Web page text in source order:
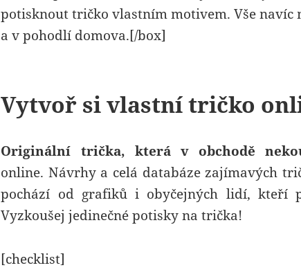
potisknout tričko vlastním motivem. Vše navíc
a v pohodlí domova.[/box]
Vytvoř si vlastní tričko
Originální trička, která v obchodě
online. Návrhy a celá databáze zajímavých
pochází od grafiků i obyčejných lidí, kteří
Vyzkoušej jedinečné potisky na trička!
[checklist]